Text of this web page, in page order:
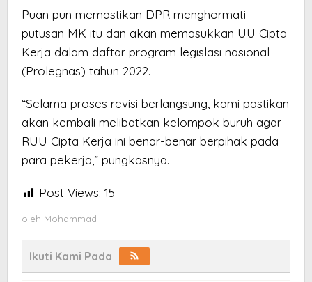
Puan pun memastikan DPR menghormati
putusan MK itu dan akan memasukkan UU Cipta
Kerja dalam daftar program legislasi nasional
(Prolegnas) tahun 2022.
“Selama proses revisi berlangsung, kami pastikan
akan kembali melibatkan kelompok buruh agar
RUU Cipta Kerja ini benar-benar berpihak pada
para pekerja,” pungkasnya.
Post Views: 15
oleh Mohammad
Ikuti Kami Pada